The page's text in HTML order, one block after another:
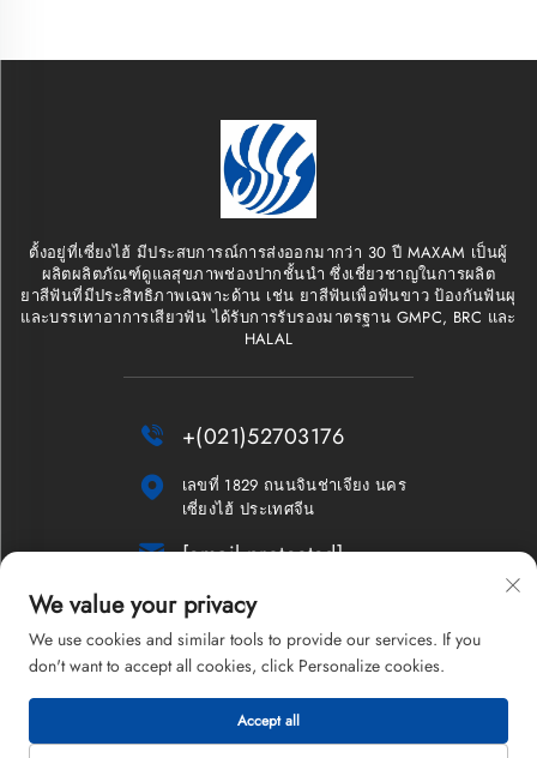
ตั้งอยู่ที่เซี่ยงไฮ้ มีประสบการณ์การส่งออกมากว่า 30 ปี MAXAM เป็นผู้
ผลิตผลิตภัณฑ์ดูแลสุขภาพช่องปากชั้นนำ ซึ่งเชี่ยวชาญในการผลิต
ยาสีฟันที่มีประสิทธิภาพเฉพาะด้าน เช่น ยาสีฟันเพื่อฟันขาว ป้องกันฟันผุ
และบรรเทาอาการเสียวฟัน ได้รับการรับรองมาตรฐาน GMPC, BRC และ
HALAL
 +(021)52703176

เลขที่ 1829 ถนนจินช่าเจียง นคร
เซี่ยงไฮ้ ประเทศจีน
 [email protected]
จดหมายข่าว
ลิขสิทธิ์ © 2026 บริษัทเซี่ยงไฮ้ แมกซ์แอม จำกัด สงวนลิขสิทธิ์ทั้งหมด
We value your privacy
We use cookies and similar tools to provide our services. If you
don't want to accept all cookies, click Personalize cookies.
Accept all